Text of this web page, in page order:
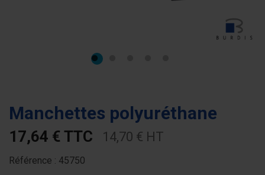
Manchettes polyuréthane
17,64 € TTC 14,70 € HT
Référence : 45750